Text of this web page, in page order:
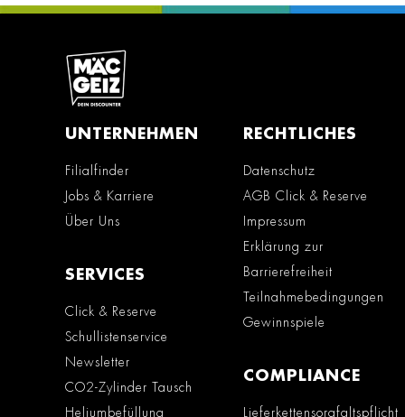
UNTERNEHMEN
Filialfinder
Jobs & Karriere
Über Uns
SERVICES
Click & Reserve
Schullistenservice
Newsletter
CO2-Zylinder Tausch
Heliumbefüllung
RECHTLICHES
Datenschutz
AGB Click & Reserve
Impressum
Erklärung zur
Barrierefreiheit
Teilnahmebedingungen
Gewinnspiele
COMPLIANCE
Lieferkettensorgfaltspflicht